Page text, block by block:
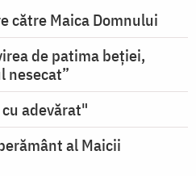
către Maica Domnului
de patima beției,
nesecat”
adevărat"
al Maicii